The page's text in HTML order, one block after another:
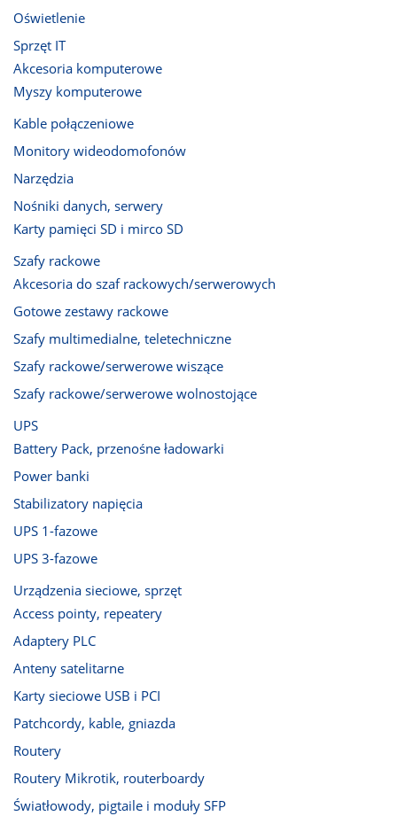
Oświetlenie
Sprzęt IT
Akcesoria komputerowe
Myszy komputerowe
Kable połączeniowe
Monitory wideodomofonów
Narzędzia
Nośniki danych, serwery
Karty pamięci SD i mirco SD
Szafy rackowe
Akcesoria do szaf rackowych/serwerowych
Gotowe zestawy rackowe
Szafy multimedialne, teletechniczne
Szafy rackowe/serwerowe wiszące
Szafy rackowe/serwerowe wolnostojące
UPS
Battery Pack, przenośne ładowarki
Power banki
Stabilizatory napięcia
UPS 1-fazowe
UPS 3-fazowe
Urządzenia sieciowe, sprzęt
Access pointy, repeatery
Adaptery PLC
Anteny satelitarne
Karty sieciowe USB i PCI
Patchcordy, kable, gniazda
Routery
Routery Mikrotik, routerboardy
Światłowody, pigtaile i moduły SFP